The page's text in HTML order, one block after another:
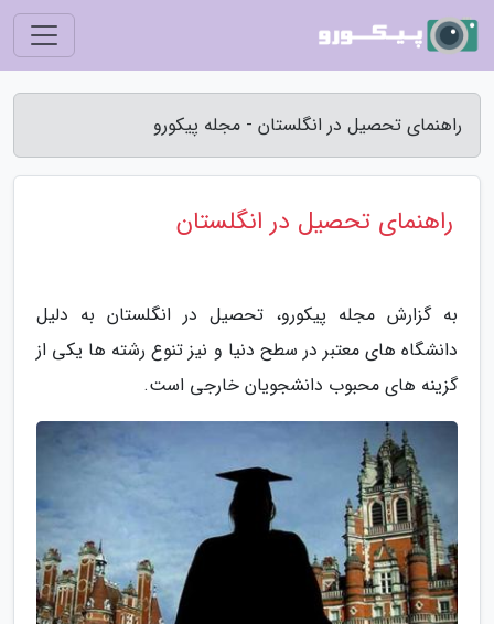
راهنمای تحصیل در انگلستان - مجله پیکورو
راهنمای تحصیل در انگلستان
به گزارش مجله پیکورو، تحصیل در انگلستان به دلیل
دانشگاه های معتبر در سطح دنیا و نیز تنوع رشته ها یکی از
گزینه های محبوب دانشجویان خارجی است.